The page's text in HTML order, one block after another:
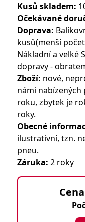
Kusů skladem:
Očekávané
Doprava:
kusů(menší
Nákladní a velké
dopravy -
Zboží: nové,
námi nabízených
roku, zbytek je
roky.
Obecné
ilustrativní, tzn.
pneu.
Záruka: 2 roky